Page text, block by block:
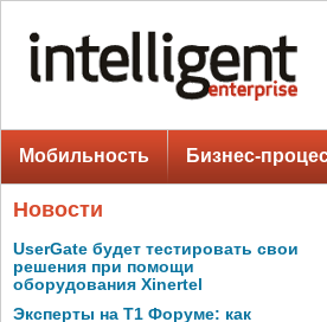
Мобильность Бизнес-
Новости
UserGate будет тестировать свои
решения при помощи
оборудования Xinertel
Эксперты на Т1 Форуме: как